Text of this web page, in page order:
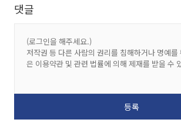
댓글